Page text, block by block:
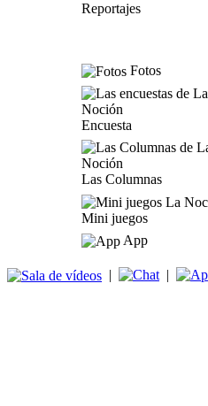
Reportajes
Fotos
Encuesta
Las Columnas
Mini juegos
App
| |